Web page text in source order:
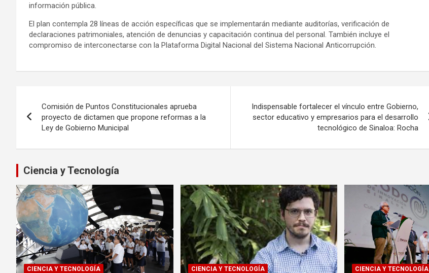
información pública.
El plan contempla 28 líneas de acción específicas que se implementarán mediante auditorías, verificación de
declaraciones patrimoniales, atención de denuncias y capacitación continua del personal. También incluye el
compromiso de interconectarse con la Plataforma Digital Nacional del Sistema Nacional Anticorrupción.
de
entradas
Comisión de Puntos Constitucionales aprueba
proyecto de dictamen que propone reformas a la
Ley de Gobierno Municipal
Indispensable fortalecer el vínculo entre Gobierno,
sector educativo y empresarios para el desarrollo
tecnológico de Sinaloa: Rocha
Ciencia y Tecnología
CIENCIA Y TECNOLOGÍA CIENCIA Y TECNOLOGÍA CIENCIA Y TECNOLOGÍA